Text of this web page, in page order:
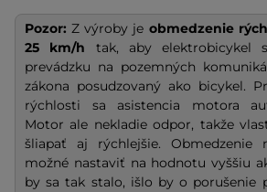
Pozor: Z výroby je obmedzenie
25 km/h tak, aby elektrobicykel
prevádzku na pozemných
zákona posudzovaný ako bicykel.
rýchlosti sa asistencia motora
Motor ale nekladie odpor, takže
šliapať aj rýchlejšie. Obmedzenie
možné nastaviť na hodnotu vyššiu
by sa tak stalo, išlo by o porušenie